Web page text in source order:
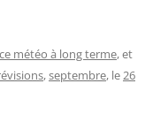
météo à long terme, et
,septembre, le26